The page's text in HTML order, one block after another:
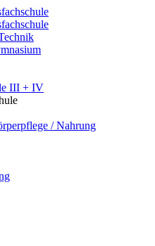
III + IV
/ Nahrung